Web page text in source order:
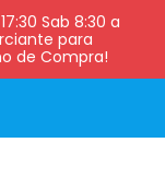
Sab 8:30 a
para
de Compra!